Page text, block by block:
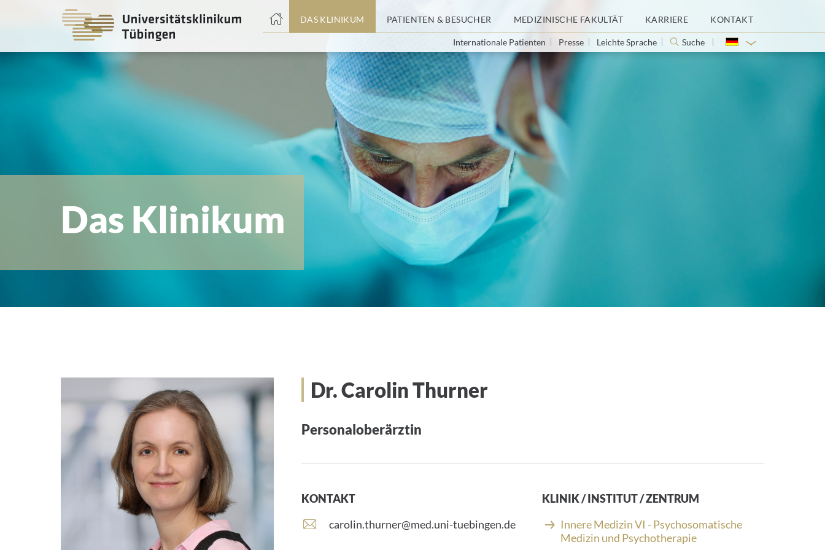
DAS KLINIKUM PATIENTEN & BESUCHER MEDIZINISCHE FAKULTÄT KARRIERE KONTAKT
Internationale Patienten Presse Leichte Sprache Suche
Das Klinikum
Dr. Carolin Thurner
Personaloberärztin
KONTAKT
E
carolin.thurner@med.uni-tuebingen.de
KLINIK / INSTITUT / ZENTRUM
Innere Medizin VI - Psychosomatische
Medizin und Psychotherapie